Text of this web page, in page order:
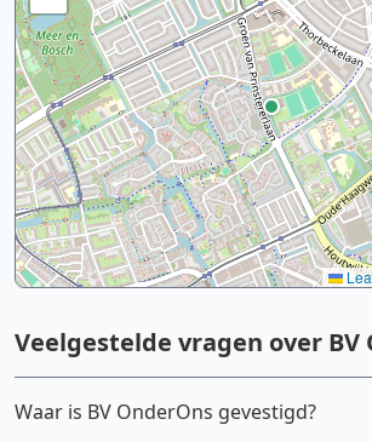
Veelgestelde vragen over BV
Waar is BV OnderOns gevestigd?